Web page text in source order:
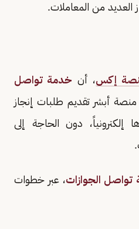
العديد من المعاملات.
إكس، أن خدمة تواصل
أبشر تقديم طلبات إنجاز
إلكترونياً، دون الحاجة إلى
الجوازات، عبر خطوات